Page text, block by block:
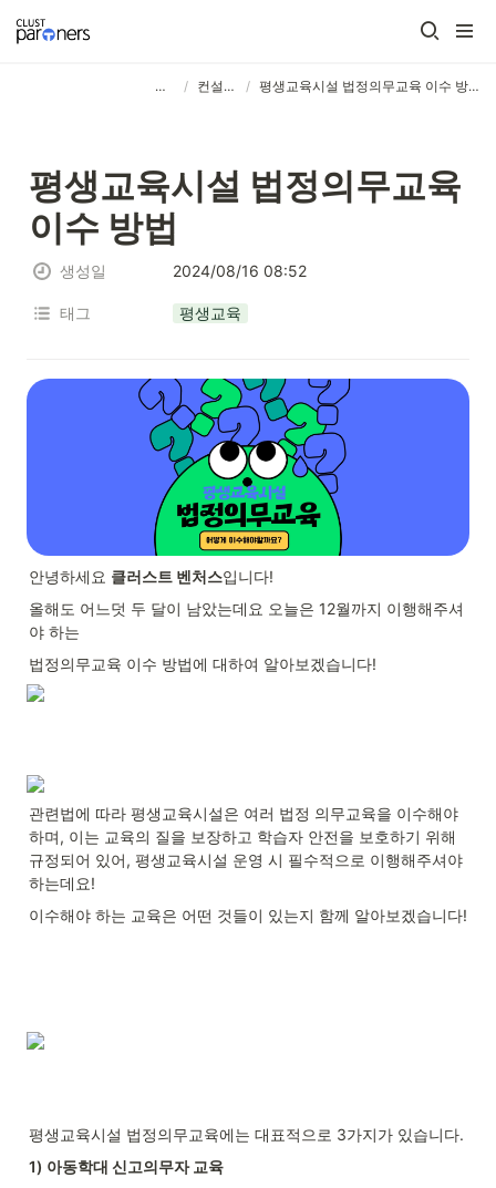
⠀⠀ ⠀⠀ ⠀⠀ ⠀⠀ ⠀⠀ ⠀⠀ ⠀⠀ / 컨설팅 / 평생교육시설 법정의무교육 이수 방법
평생교육시설 법정의무교육
이수 방법
생성일 2024/08/16 08:52
태그 평생교육
안녕하세요 클러스트 벤처스입니다!
올해도 어느덧 두 달이 남았는데요 오늘은 12월까지 이행해주셔
야 하는
법정의무교육 이수 방법에 대하여 알아보겠습니다!
관련법에 따라 평생교육시설은 여러 법정 의무교육을 이수해야
하며, 이는 교육의 질을 보장하고 학습자 안전을 보호하기 위해
규정되어 있어, 평생교육시설 운영 시 필수적으로 이행해주셔야
하는데요!
이수해야 하는 교육은 어떤 것들이 있는지 함께 알아보겠습니다!
평생교육시설 법정의무교육에는 대표적으로 3가지가 있습니다.
1) 아동학대 신고의무자 교육